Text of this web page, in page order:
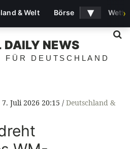
DAILY NEWS
FÜR DEUTSCHLAND
7. Juli 2026 20:15
Deutschland &
& Welt Börse ▾ ›